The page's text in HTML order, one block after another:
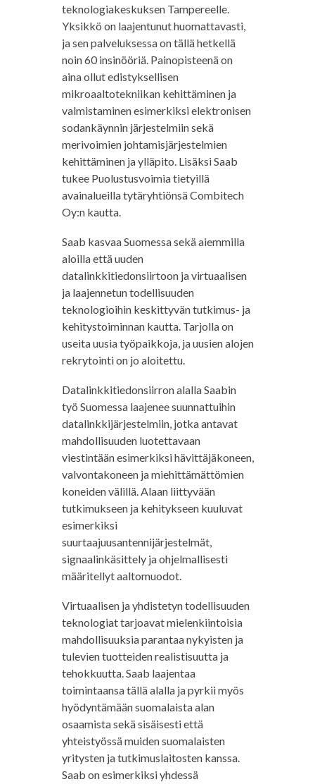
teknologiakeskuksen Tampereelle.
Yksikkö on laajentunut huomattavasti,
ja sen palveluksessa on tällä hetkellä
noin 60 insinööriä. Painopisteenä on
aina ollut edistyksellisen
mikroaaltotekniikan kehittäminen ja
valmistaminen esimerkiksi elektronisen
sodankäynnin järjestelmiin sekä
merivoimien johtamisjärjestelmien
kehittäminen ja ylläpito. Lisäksi Saab
tukee Puolustusvoimia tietyillä
avainalueilla tytäryhtiönsä Combitech
Oy:n kautta.
Saab kasvaa Suomessa sekä aiemmilla
aloilla että uuden
datalinkkitiedonsiirtoon ja virtuaalisen
ja laajennetun todellisuuden
teknologioihin keskittyvän tutkimus- ja
kehitystoiminnan kautta. Tarjolla on
useita uusia työpaikkoja, ja uusien alojen
rekrytointi on jo aloitettu.
Datalinkkitiedonsiirron alalla Saabin
työ Suomessa laajenee suunnattuihin
datalinkkijärjestelmiin, jotka antavat
mahdollisuuden luotettavaan
viestintään esimerkiksi hävittäjäkoneen,
valvontakoneen ja miehittämättömien
koneiden välillä. Alaan liittyvään
tutkimukseen ja kehitykseen kuuluvat
esimerkiksi
suurtaajuusantennijärjestelmät,
signaalinkäsittely ja ohjelmallisesti
määritellyt aaltomuodot.
Virtuaalisen ja yhdistetyn todellisuuden
teknologiat tarjoavat mielenkiintoisia
mahdollisuuksia parantaa nykyisten ja
tulevien tuotteiden realistisuutta ja
tehokkuutta. Saab laajentaa
toimintaansa tällä alalla ja pyrkii myös
hyödyntämään suomalaista alan
osaamista sekä sisäisesti että
yhteistyössä muiden suomalaisten
yritysten ja tutkimuslaitosten kanssa.
Saab on esimerkiksi yhdessä